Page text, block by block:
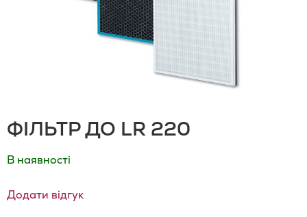
ФІЛЬТР ДО LR 220
В наявності
Додати відгук